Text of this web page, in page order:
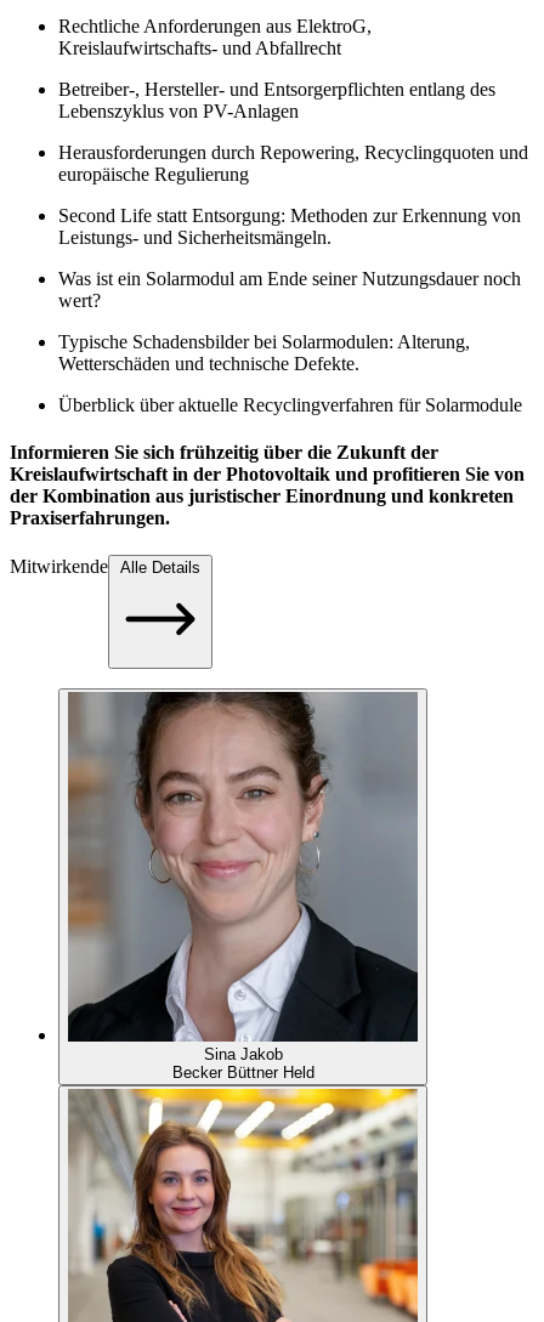
Rechtliche Anforderungen aus ElektroG,
Kreislaufwirtschafts- und Abfallrecht
Betreiber-, Hersteller- und Entsorgerpflichten entlang des
Lebenszyklus von PV-Anlagen
Herausforderungen durch Repowering, Recyclingquoten und
europäische Regulierung
Second Life statt Entsorgung: Methoden zur Erkennung von
Leistungs- und Sicherheitsmängeln.
Was ist ein Solarmodul am Ende seiner Nutzungsdauer noch
wert?
Typische Schadensbilder bei Solarmodulen: Alterung,
Wetterschäden und technische Defekte.
Überblick über aktuelle Recyclingverfahren für Solarmodule
Informieren Sie sich frühzeitig über die Zukunft der
Kreislaufwirtschaft in der Photovoltaik und profitieren Sie von
der Kombination aus juristischer Einordnung und konkreten
Praxiserfahrungen.
Mitwirkende
Sina Jakob
Becker Büttner Held